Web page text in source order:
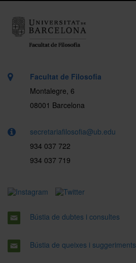
Facultat de Filosofia
Montalegre, 6
08001 Barcelona
secretariafilosofia@ub.edu
934 037 722
934 037 719
Bústia de dubtes i consultes
Bústia de queixes i suggeriments